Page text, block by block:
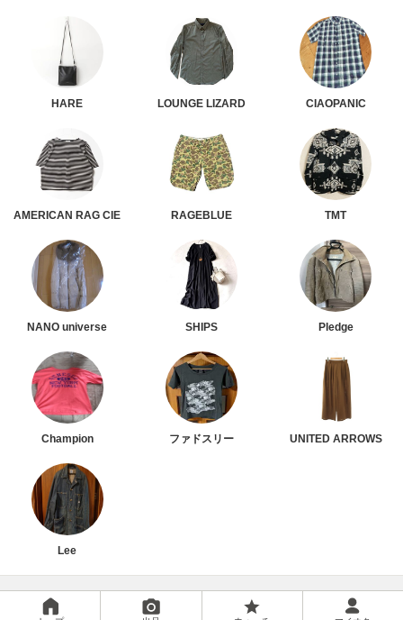
HARE LOUNGE LIZARD CIAOPANIC
AMERICAN RAG CIE RAGEBLUE TMT
NANO universe SHIPS Pledge
Champion ファドスリー UNITED ARROWS
Lee